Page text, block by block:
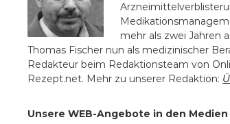
mehr als zwei Jahren
Thomas Fischer nun als medizinischer
Redakteur beim Redaktionsteam von
Rezept.net. Mehr zu unserer Redaktion:
Unsere WEB-Angebote in den Medien